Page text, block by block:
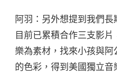
阿羽：另外想提到我們長
目前已累積合作三支影
樂為素材，找來小孩與
的色彩，得到美國獨立